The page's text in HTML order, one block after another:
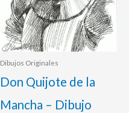
Dibujos Originales
Don Quijote de la
Mancha – Dibujo